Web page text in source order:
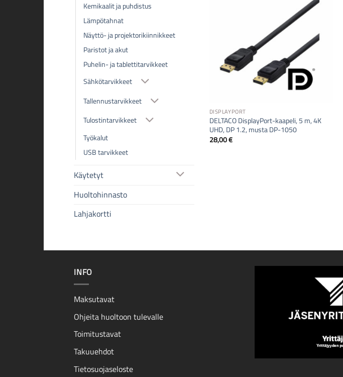
Kemikaalit ja puhdistus
Lämpötahnat
Näyttö- ja projektorikiinnikkeet
Paristot ja akut
Puhelin- ja tablettitarvikkeet
Sähkötarvikkeet
Tallennustarvikkeet
Tulostintarvikkeet
Työkalut
USB tarvikkeet
Käytetyt
Huoltohinnasto
Lahjakortti
DISPLAYPORT
DELTACO DisplayPort-kaapeli, 5 m, 4K
UHD, DP 1.2, musta DP-1050
28,00€
INFO
Maksutavat
Ohjeita huoltoon tulevalle
Toimitustavat
Takuuehdot
Tietosuojaseloste